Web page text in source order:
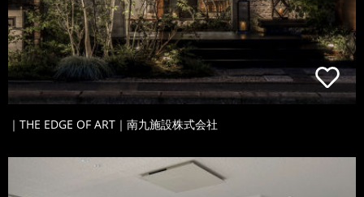
｜THE EDGE OF ART｜南九施設株式会社